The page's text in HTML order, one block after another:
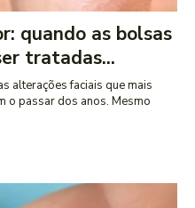
quando as bolsas
tratadas...
alterações faciais que mais
o passar dos anos. Mesmo